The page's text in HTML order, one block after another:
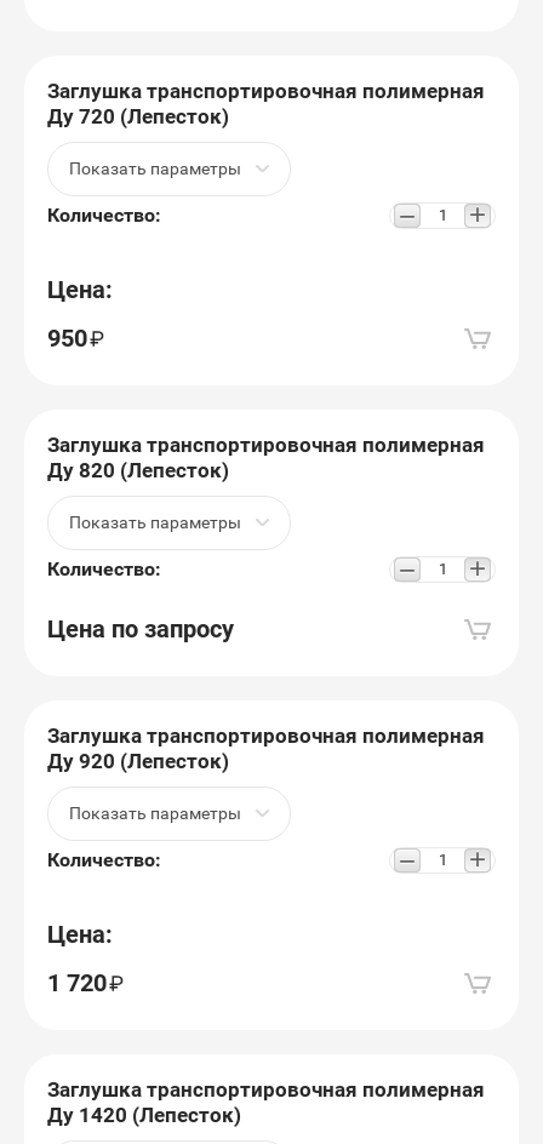
Заглушка транспортировочная полимерная
Ду 720 (Лепесток)
Показать параметры
Количество: − +
Цена:
950
Заглушка транспортировочная полимерная
Ду 820 (Лепесток)
Показать параметры
Количество: − +
Цена по запросу
Заглушка транспортировочная полимерная
Ду 920 (Лепесток)
Показать параметры
Количество: − +
Цена:
1 720
Заглушка транспортировочная полимерная
Ду 1420 (Лепесток)